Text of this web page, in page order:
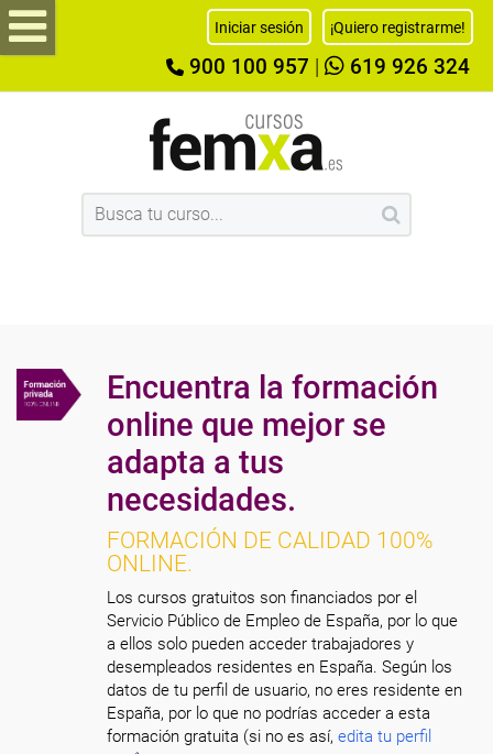
Iniciar sesión ¡Quiero registrarme!
900 100 957 619 926 324
Encuentra la formación
online que mejor se
adapta a tus
necesidades.
FORMACIÓN DE CALIDAD 100%
ONLINE.
Los cursos gratuitos son financiados por el
Servicio Público de Empleo de España, por lo que
a ellos solo pueden acceder trabajadores y
desempleados residentes en España. Según los
datos de tu perfil de usuario, no eres residente en
España, por lo que no podrías acceder a esta
formación gratuita (si no es así,edita tu perfil